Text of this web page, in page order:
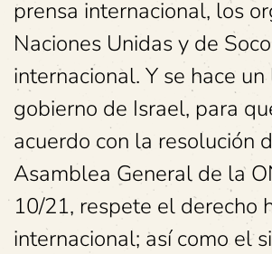
prensa internacional, los
Naciones Unidas y de
internacional. Y se hace
gobierno de Israel, para
acuerdo con la resolución
Asamblea General de la
10/21, respete el derecho
internacional; así como el